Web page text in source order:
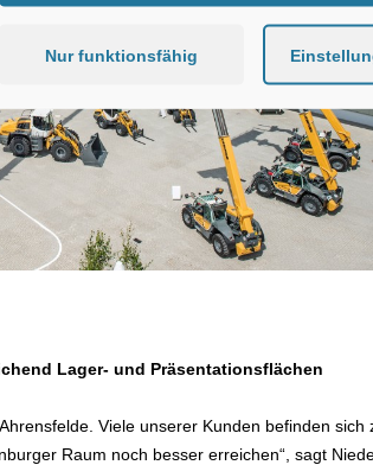
Lager- und Präsentationsflächen
Viele unserer Kunden befinden sich
Raum noch besser erreichen“, sagt
Nur funktionsfähig